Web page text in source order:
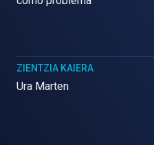
ZIENTZIA KAIERA
Ura Marten